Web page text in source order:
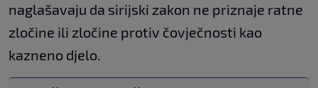
naglašavaju da sirijski zakon ne priznaje ratne
zločine ili zločine protiv čovječnosti kao
kazneno djelo.